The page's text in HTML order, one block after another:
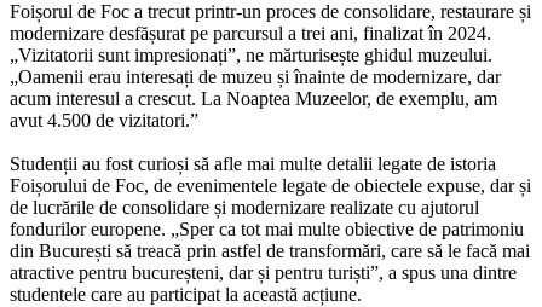
Foișorul de Foc a trecut printr-un proces de consolidare, restaurare și
modernizare desfășurat pe parcursul a trei ani, finalizat în 2024.
„Vizitatorii sunt impresionați”, ne mărturisește ghidul muzeului.
„Oamenii erau interesați de muzeu și înainte de modernizare, dar
acum interesul a crescut. La Noaptea Muzeelor, de exemplu, am
avut 4.500 de vizitatori.”
Studenții au fost curioși să afle mai multe detalii legate de istoria
Foișorului de Foc, de evenimentele legate de obiectele expuse, dar și
de lucrările de consolidare și modernizare realizate cu ajutorul
fondurilor europene. „Sper ca tot mai multe obiective de patrimoniu
din București să treacă prin astfel de transformări, care să le facă mai
atractive pentru bucureșteni, dar și pentru turiști”, a spus una dintre
studentele care au participat la această acțiune.